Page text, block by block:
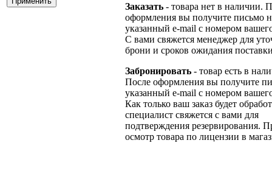
Заказать - товара нет в наличии.
оформления вы получите письмо
указанный e-mail с номером
С вами свяжется менеджер для
брони и сроков ожидания
Забронировать - товар есть в
После оформления вы получите
указанный e-mail с номером
Как только ваш заказ будет
специалист свяжется с вами для
подтверждения резервирования.
осмотр товара по лицензии в